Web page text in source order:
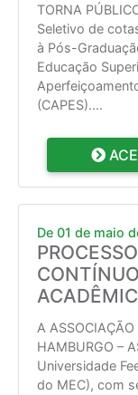
TORNA
Seletivo de
à Pós-
Educação
(CAPES)....
De 01 de maio
A
HAMBURGO –
Universidade
do MEC), com